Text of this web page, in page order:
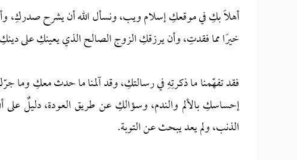
أهلًا بكِ في موقعكِ إسلام ويب، ونسأل الله أن يشرح صدركِ،
خيرًا مما فقدتِ، وأن يرزقكِ الزوج الصالح الذي يعينكِ على
فقد تفهّمنا ما ذكرتِهِ في رسالتكِ، وقد آلمنا ما حدث معكِ وما
إحساسكِ بالألم والندم، وسؤالكِ عن طريق العودة، دليلٌ على
الذنب، ولم يعد يبحث عن التوبة.